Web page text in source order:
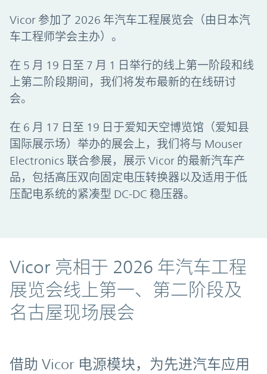
Vicor 参加了 2026 年汽车工程展览会（由日本汽
车工程师学会主办）。
在 5 月 19 日至 7 月 1 日举行的线上第一阶段和线
上第二阶段期间，我们将发布最新的在线研讨
会。
在 6 月 17 日至 19 日于爱知天空博览馆（爱知县
国际展示场）举办的展会上，我们将与 Mouser
Electronics 联合参展，展示 Vicor 的最新汽车产
品，包括高压双向固定电压转换器以及适用于低
压配电系统的紧凑型 DC-DC 稳压器。
Vicor 亮相于 2026 年汽车工程
展览会线上第一、第二阶段及
名古屋现场展会
借助 Vicor 电源模块，为先进汽车应用